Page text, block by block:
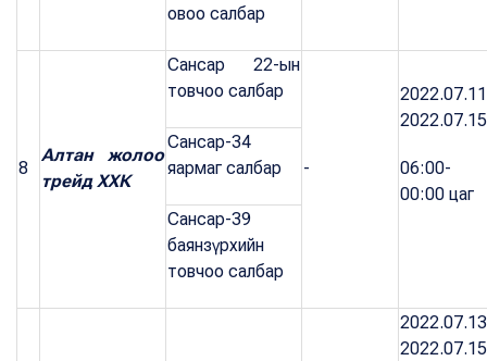
овоо салбар
8
Алтан жолоо
трейд ХХК
Сансар 22-ын
товчоо салбар
-
2022.07.15
06:00-
00:00 цаг
Сансар-34
яармаг салбар
Сансар-39
баянзүрхийн
товчоо салбар
2022.07.15